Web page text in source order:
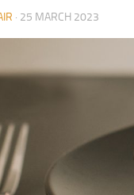
· 25 MARCH 2023